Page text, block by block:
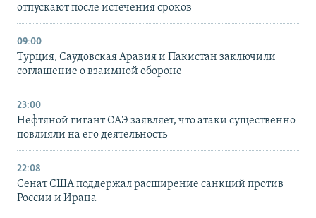
отпускают после истечения сроков
09:00
Турция, Саудовская Аравия и Пакистан заключили
соглашение о взаимной обороне
23:00
Нефтяной гигант ОАЭ заявляет, что атаки существенно
повлияли на его деятельность
22:08
Сенат США поддержал расширение санкций против
России и Ирана